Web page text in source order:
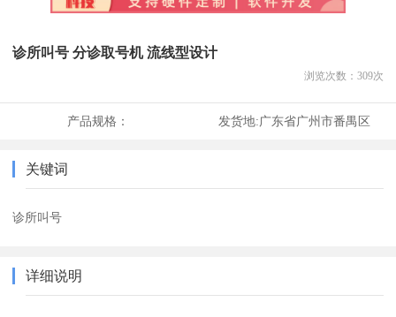
诊所叫号 分诊取号机 流线型设计
浏览次数： 309次
产品规格： 发货地:广东省广州市番禺区
关键词
诊所叫号
详细说明